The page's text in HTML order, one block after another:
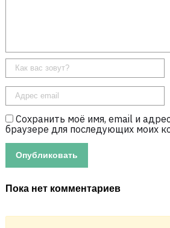
Сохранить моё имя, email и
браузере для последующих моих
Пока нет комментариев